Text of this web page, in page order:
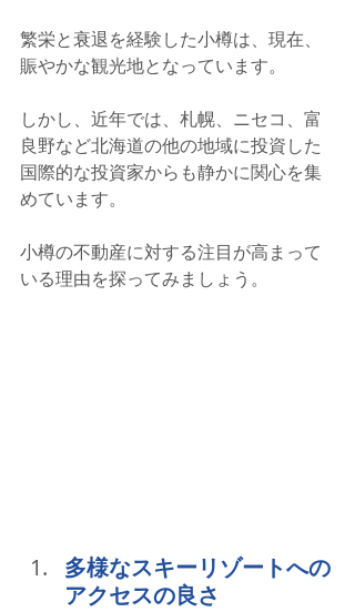
繁栄と衰退を経験した小樽は、現在、
賑やかな観光地となっています。
しかし、近年では、札幌、ニセコ、富
良野など北海道の他の地域に投資した
国際的な投資家からも静かに関心を集
めています。
小樽の不動産に対する注目が高まって
いる理由を探ってみましょう。
多様なスキーリゾートへの
アクセスの良さ